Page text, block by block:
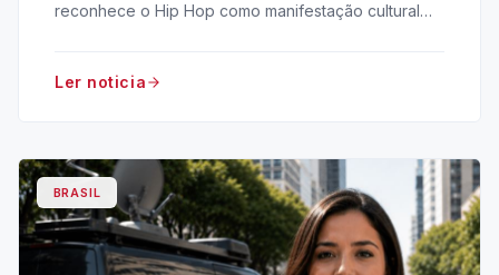
reconhece o Hip Hop como manifestação cultural
Ler noticia
BRASIL